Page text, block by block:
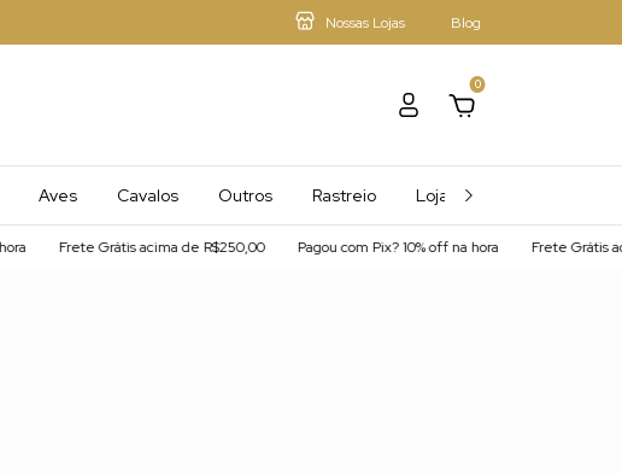
Nossas Lojas Blog
0
Aves Cavalos Outros Rastreio Loja - Mais Afiliados
Frete Grátis acima de R$250,00 Pagou com Pix? 10% off na hora Frete Grátis acima